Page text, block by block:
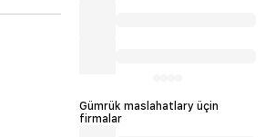
Gümrük maslahatlary üçin
firmalar